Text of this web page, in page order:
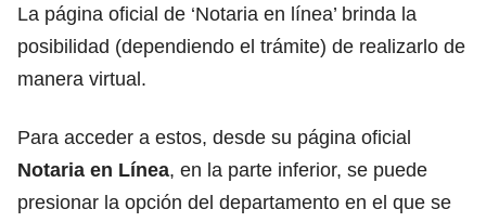
La página oficial de ‘Notaria en línea’ brinda la
posibilidad (dependiendo el trámite) de realizarlo de
manera virtual.
Para acceder a estos, desde su página oficial
Notaria en Línea, en la parte inferior, se puede
presionar la opción del departamento en el que se